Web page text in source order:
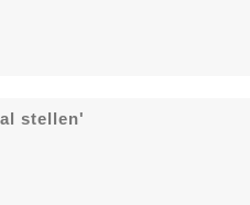
stellen'